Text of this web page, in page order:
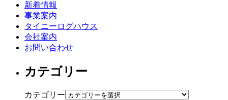
新着情報
事業案内
タイニーログハウス
会社案内
お問い合わせ
カテゴリー
カテゴリー